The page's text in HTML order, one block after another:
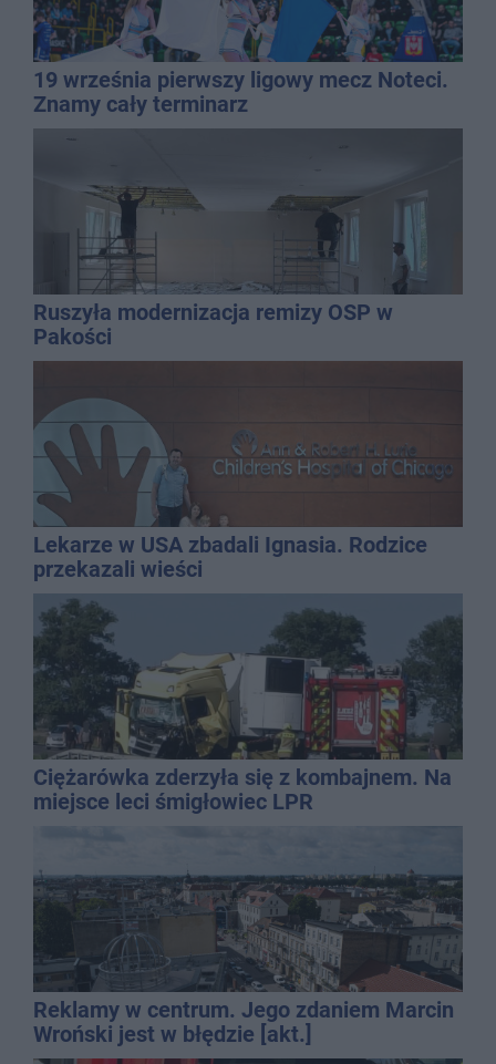
19 września pierwszy ligowy mecz Noteci.
Znamy cały terminarz
Ruszyła modernizacja remizy OSP w
Pakości
Lekarze w USA zbadali Ignasia. Rodzice
przekazali wieści
Ciężarówka zderzyła się z kombajnem. Na
miejsce leci śmigłowiec LPR
Reklamy w centrum. Jego zdaniem Marcin
Wroński jest w błędzie [akt.]